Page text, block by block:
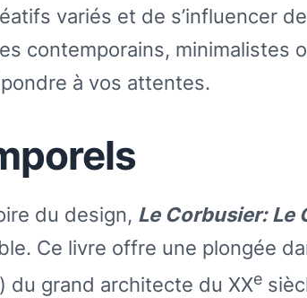
variés et de s’influencer
contemporains, minimalistes
à vos attentes.
du design, Le Corbusier: Le
Ce livre offre une plongée
du grand architecte du XXe